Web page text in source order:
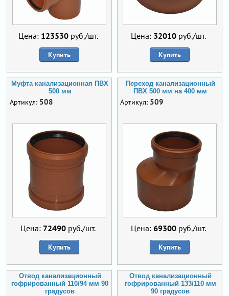
Цена: 123530руб./шт.
Купить
Цена: 32010 руб./шт.
Купить
Муфта канализационная ПВХ
500 мм
Артикул: 508
Цена: 72490 руб./шт.
Купить
Переход канализационный
ПВХ 500 мм на 400 мм
Артикул: 509
Цена: 69300 руб./шт.
Купить
Отвод канализационный
гофрированный 110/94 мм 90
градусов
Отвод канализационный
гофрированный 133/110 мм
90 градусов